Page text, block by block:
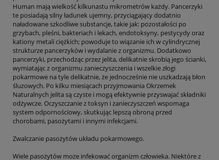
Human mają wielkość kilkunastu mikrometrów każdy. Pancerzyki
te posiadają silny ładunek ujemny, przyciągający dodatnio
naładowane szkodliwe substancje, takie jak: pozostałości po
grzybach, pleśni, bakteriach i lekach, endotoksyny, pestycydy oraz
kationy metali ciężkich; powoduje to wiązanie ich w cylindrycznej
strukturze pancerzyków i wydalanie z organizmu. Dodatkowo
pancerzyki, przechodząc przez jelita, delikatnie skrobią jego ścianki,
wymiatając z organizmu zanieczyszczenia i wszelkie złogi
pokarmowe na tyle delikatnie, że jednocześnie nie uszkadzają błon
śluzowych. Po kilku miesiącach przyjmowania Okrzemek
Naturalnych jelita są czyste i mogą efektywnie przyswajać składniki
odżywcze. Oczyszczanie z toksyn i zanieczyszczeń wspomaga
system odpornościowy, skutkując lepszą obroną przed
chorobami, pasożytami i innymi infekcjami.
Zwalczanie pasożytów układu pokarmowego.
Wiele pasożytów może infekować organizm człowieka. Niektóre z